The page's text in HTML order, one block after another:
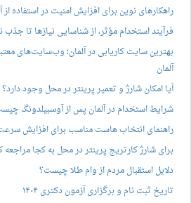
راهکارهای نوین برای افزایش امنیت در استفاده
فرآیند استخدام مؤثر، از شناسایی نیازها تا
بهترین سایت کاریابی در آلمان؛ وب‌سایت‌های
آلمان
آیا امکان شارژ و تعمیر پرینتر در محل وجود دارد؟
شرایط استخدام در آلمان پس از آوسبیلدونگ
راهنمای انتخاب هاست مناسب برای افزایش
برای شارژ کارتریج پرینتر در محل به کجا مراجعه
دلایل استقبال مردم از وام طلا چیست؟
تاریخ ثبت نام و برگزاری آزمون دکتری ۱۴۰۴